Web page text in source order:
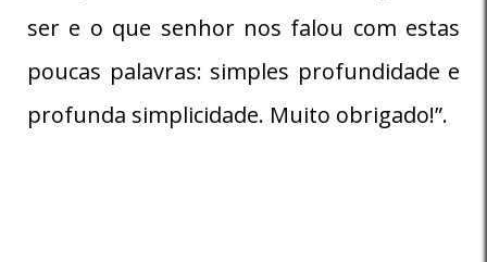
ser e o que senhor nos falou com estas
poucas palavras: simples profundidade e
profunda simplicidade. Muito obrigado!”.